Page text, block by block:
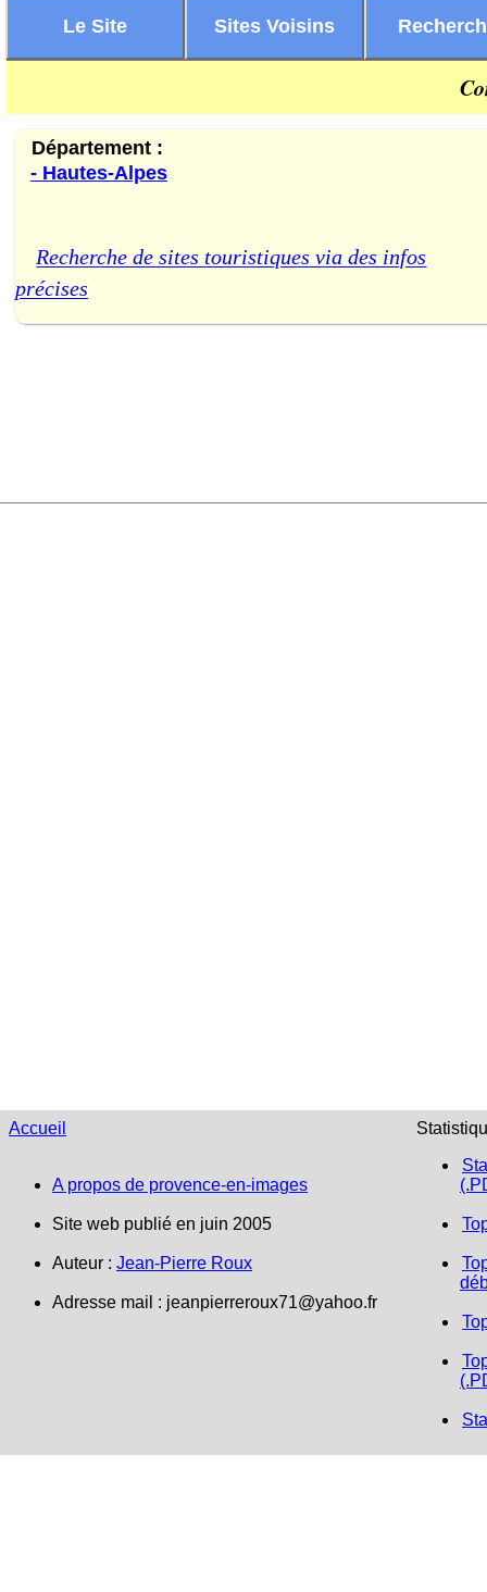
Le Site Sites Voisins
Département :
- Hautes-Alpes
Recherche de sites touristiques via des infos
précises
Accueil
A propos de provence-en-images
Site web publié en juin 2005
Auteur : Jean-Pierre Roux
Adresse mail : jeanpierreroux71@yahoo.fr